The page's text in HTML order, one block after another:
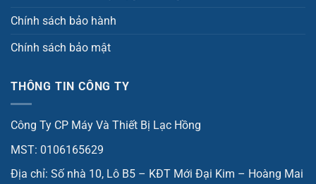
Chính sách bảo hành
Chính sách bảo mật
THÔNG TIN CÔNG TY
Công Ty CP Máy Và Thiết Bị Lạc Hồng
MST: 0106165629
Địa chỉ: Số nhà 10, Lô B5 – KĐT Mới Đại Kim – Hoàng Mai